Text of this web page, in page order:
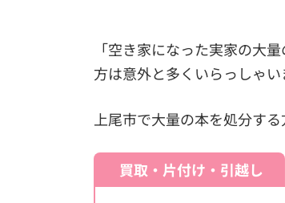
「空き家になった実家の大
方は意外と多くいらっしゃい
上尾市で大量の本を処分す
買取・片付け・引越し